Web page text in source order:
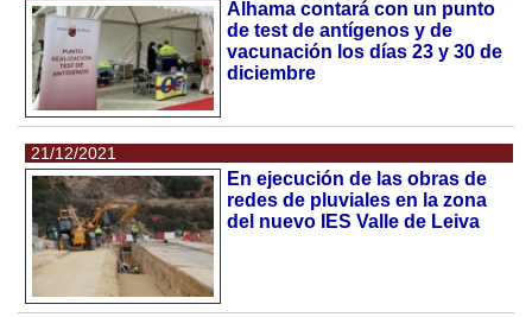
Alhama contará con un punto
de test de antígenos y de
vacunación los días 23 y 30 de
diciembre
21/12/2021
En ejecución de las obras de
redes de pluviales en la zona
del nuevo IES Valle de Leiva